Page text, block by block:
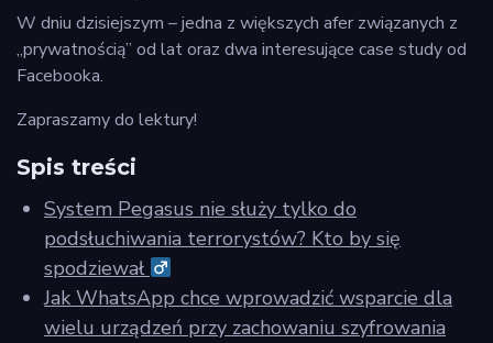
Frontend
Autorzy
Odkryj
Privacy
policy
W dniu dzisiejszym – jedna z większych afer związanych z
„prywatnością” od lat oraz dwa interesujące case study od
Facebooka.
Zapraszamy do lektury!
Spis treści
System Pegasus nie służy tylko do
podsłuchiwania terrorystów? Kto by się
spodziewał ‍
Jak WhatsApp chce wprowadzić wsparcie dla
wielu urządzeń przy zachowaniu szyfrowania